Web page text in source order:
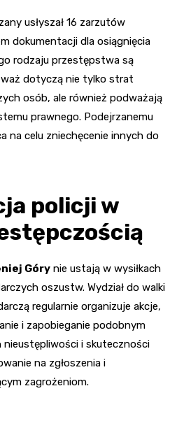
usłyszał 16 zarzutów
dokumentacji dla osiągnięcia
rodzaju przestępstwa są
dotyczą nie tylko strat
osób, ale również podważają
prawnego. Podejrzanemu
na celu zniechęcenie innych do
policji w
Góry nie ustają w wysiłkach
oszustw. Wydział do walki
regularnie organizuje akcje,
i zapobieganie podobnym
i skuteczności
na zgłoszenia i
zagrożeniom.